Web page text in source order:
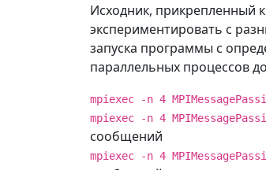
Исходник, прикрепленный
экспериментировать с
запуска программы с
параллельных процессов
mpiexec -n 4
mpiexec -n 4
сообщений
mpiexec -n 4